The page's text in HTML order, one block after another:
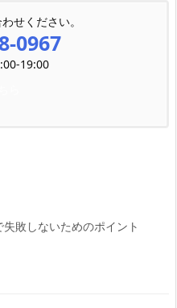
せください。
0967
19:00
敗しないためのポイント